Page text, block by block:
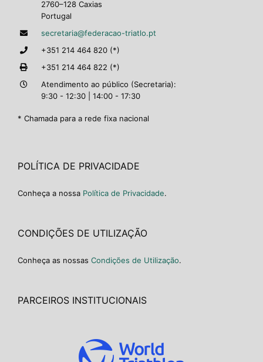
2760–128 Caxias
Portugal
secretaria@federacao-triatlo.pt
+351 214 464 820 (*)
+351 214 464 822 (*)
Atendimento ao público (Secretaria):
9:30 - 12:30 | 14:00 - 17:30
* Chamada para a rede fixa nacional
POLÍTICA DE PRIVACIDADE
Conheça a nossa Política de Privacidade.
CONDIÇÕES DE UTILIZAÇÃO
Conheça as nossas Condições de Utilização.
PARCEIROS INSTITUCIONAIS